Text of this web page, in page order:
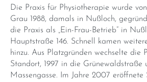
Die Praxis für Physiotherapie wurde
Grau 1988, damals in Nußloch,
die Praxis als „Ein-Frau-Betrieb“ in
Hauptstraße 146. Schnell kamen
hinzu. Aus Platzgründen wechselte die
Standort, 1997 in die Grünewaldstraße
Massengasse. Im Jahre 2007 eröffnete